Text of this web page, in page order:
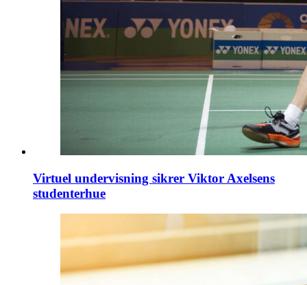
Virtuel undervisning sikrer Viktor Axelsens
studenterhue